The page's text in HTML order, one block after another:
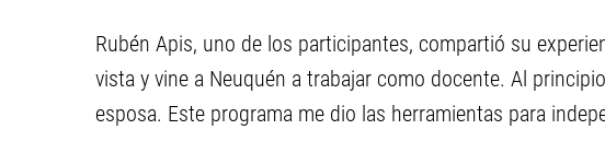
Rubén Apis, uno de los participantes, compartió su
vista y vine a Neuquén a trabajar como docente. Al
esposa. Este programa me dio las herramientas para